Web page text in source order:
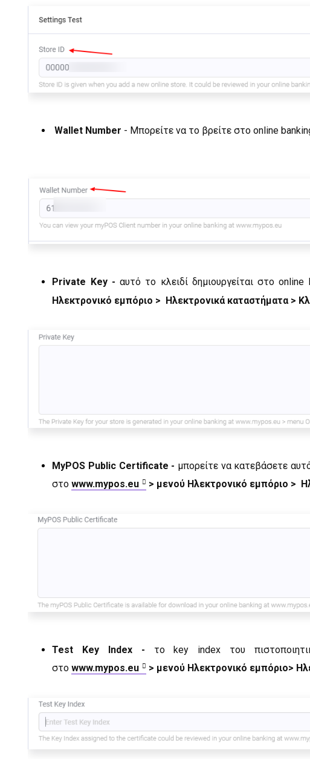
Wallet Number - Μπορείτε να το βρείτε στο online
Private Key -αυτό το κλειδί δημιουργείται στο
Ηλεκτρονικό εμπόριο > Ηλεκτρονικά καταστήματα >
MyPOS Public Certificate - μπορείτε να κατεβάσετε
στοwww.mypos.eu > μενού Ηλεκτρονικό εμπόριο >
Test Key Index - το key index του
στο www.mypos.eu > μενού Ηλεκτρονικό εμπόριο>